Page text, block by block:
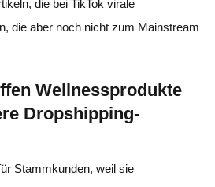
die bei TikTok virale
die aber noch nicht zum Mainstream
Wellnessprodukte
Dropshipping-
Stammkunden, weil sie